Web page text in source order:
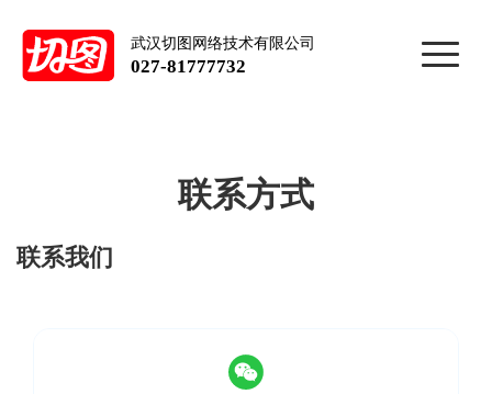
武汉切图网络技术有限公司
027-81777732
联系方式
联系我们